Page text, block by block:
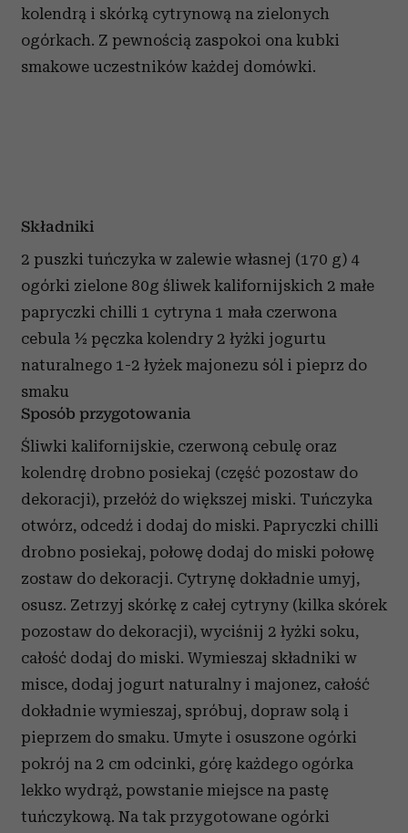
kolendrą i skórką cytrynową na zielonych
ogórkach. Z pewnością zaspokoi ona kubki
smakowe uczestników każdej domówki.
Składniki
2 puszki tuńczyka w zalewie własnej (170 g) 4
ogórki zielone 80g śliwek kalifornijskich 2 małe
papryczki chilli 1 cytryna 1 mała czerwona
cebula ½ pęczka kolendry 2 łyżki jogurtu
naturalnego 1-2 łyżek majonezu sól i pieprz do
smaku
Sposób przygotowania
Śliwki kalifornijskie, czerwoną cebulę oraz
kolendrę drobno posiekaj (część pozostaw do
dekoracji), przełóż do większej miski. Tuńczyka
otwórz, odcedź i dodaj do miski. Papryczki chilli
drobno posiekaj, połowę dodaj do miski połowę
zostaw do dekoracji. Cytrynę dokładnie umyj,
osusz. Zetrzyj skórkę z całej cytryny (kilka skórek
pozostaw do dekoracji), wyciśnij 2 łyżki soku,
całość dodaj do miski. Wymieszaj składniki w
misce, dodaj jogurt naturalny i majonez, całość
dokładnie wymieszaj, spróbuj, dopraw solą i
pieprzem do smaku. Umyte i osuszone ogórki
pokrój na 2 cm odcinki, górę każdego ogórka
lekko wydrąż, powstanie miejsce na pastę
tuńczykową. Na tak przygotowane ogórki